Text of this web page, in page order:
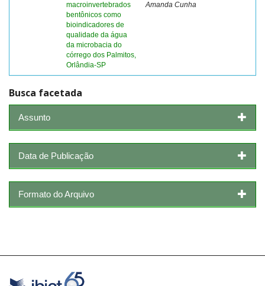
macroinvertebrados
bentônicos como
bioindicadores de
qualidade da água
da microbacia do
córrego dos Palmitos,
Orlândia-SP
Amanda Cunha
Busca facetada
Assunto
Data de Publicação
Formato do Arquivo